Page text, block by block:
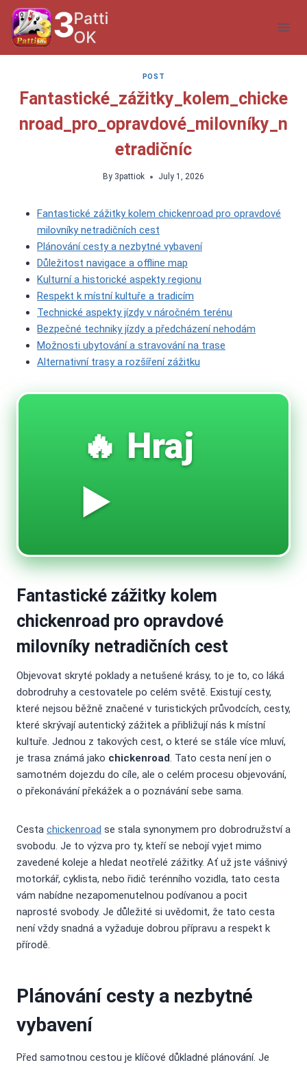
Skip
content
POST
Fantastické_zážitky_kolem_chicke
nroad_pro_opravdové_milovníky_n
etradičníc
By 3pattiok July 1, 2026
Fantastické zážitky kolem chickenroad pro opravdové
milovníky netradičních cest
Plánování cesty a nezbytné vybavení
Důležitost navigace a offline map
Kulturní a historické aspekty regionu
Respekt k místní kultuře a tradicím
Technické aspekty jízdy v náročném terénu
Bezpečné techniky jízdy a předcházení nehodám
Možnosti ubytování a stravování na trase
Alternativní trasy a rozšíření zážitku
🔥 Hraj
▶️
Fantastické zážitky kolem
chickenroad pro opravdové
milovníky netradičních cest
Objevovat skryté poklady a netušené krásy, to je to, co láká
dobrodruhy a cestovatele po celém světě. Existují cesty,
které nejsou běžně značené v turistických průvodcích, cesty,
které skrývají autentický zážitek a přibližují nás k místní
kultuře. Jednou z takových cest, o které se stále více mluví,
je trasa známá jako chickenroad. Tato cesta není jen o
samotném dojezdu do cíle, ale o celém procesu objevování,
o překonávání překážek a o poznávání sebe sama.
Cesta chickenroad se stala synonymem pro dobrodružství a
svobodu. Je to výzva pro ty, kteří se nebojí vyjet mimo
zavedené koleje a hledat neotřelé zážitky. Ať už jste vášnivý
motorkář, cyklista, nebo řidič terénního vozidla, tato cesta
vám nabídne nezapomenutelnou podívanou a pocit
naprosté svobody. Je důležité si uvědomit, že tato cesta
není vždy snadná a vyžaduje dobrou přípravu a respekt k
přírodě.
Plánování cesty a nezbytné
vybavení
Před samotnou cestou je klíčové důkladné plánování. Je